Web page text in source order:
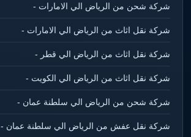
شركة شحن من الرياض الي الامارات -
شركة نقل اثاث من الرياض الي الامارات -
شركة نقل اثاث من الرياض الي قطر -
شركة نقل اثاث من الرياض الي الكويت -
شركة شحن من الرياض الي سلطنة عمان -
شركة نقل عفش من الرياض الي سلطنة عمان -